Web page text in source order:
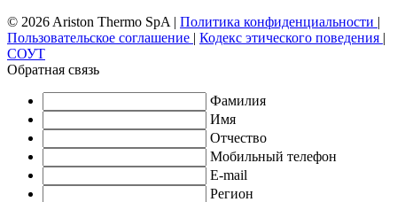
© 2026 Ariston Thermo SpA | Политика конфиденциальности |
Пользовательское соглашение | Кодекс этического поведения |
СОУТ
Обратная связь
Фамилия
Имя
Отчество
Мобильный телефон
E-mail
Регион